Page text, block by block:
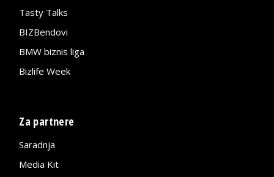
Tasty Talks
BIZBendovi
BMW biznis liga
Bizlife Week
Za partnere
Saradnja
Media Kit